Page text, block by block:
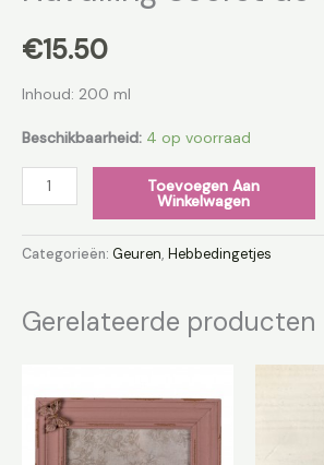
€15.50
Inhoud: 200 ml
Beschikbaarheid: 4 op voorraad
Toevoegen Aan
Winkelwagen
Categorieën: Geuren, Hebbedingetjes
Gerelateerde producten